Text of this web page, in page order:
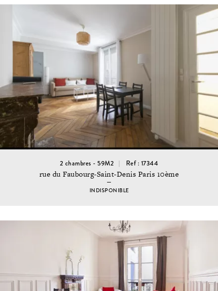
2 chambres - 59M2 Ref : 17344
rue du Faubourg-Saint-Denis Paris 10ème
INDISPONIBLE